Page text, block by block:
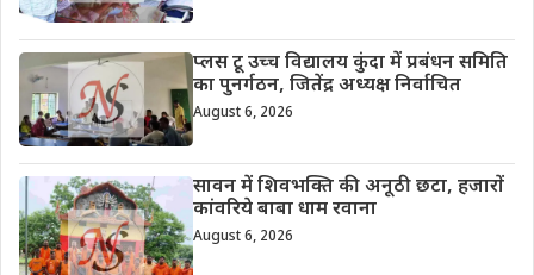
प्लस टू उच्च विद्यालय कुंदा में प्रबंधन समिति
का पुनर्गठन, जितेंद्र अध्यक्ष निर्वाचित
August 6, 2026
सावन में शिवभक्ति की अनूठी छटा, हजारों
कांवरिये बाबा धाम रवाना
August 6, 2026